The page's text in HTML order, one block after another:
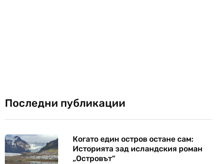
Последни публикации
Когато един остров остане сам:
Историята зад исландския роман
„Островът“